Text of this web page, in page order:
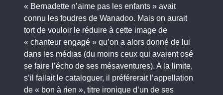
« Bernadette n’aime pas les enfants » avait
connu les foudres de Wanadoo. Mais on aurait
tort de vouloir le réduire à cette image de
« chanteur engagé » qu’on a alors donné de lui
dans les médias (du moins ceux qui avaient osé
se faire l’écho de ses mésaventures). A la limite,
s’il fallait le cataloguer, il préférerait l’appellation
de « bon à rien », titre ironique d’un de ses